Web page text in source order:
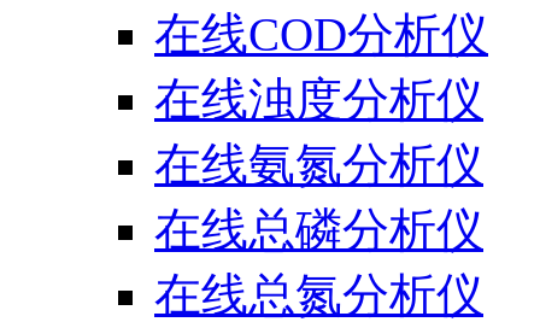
在线COD分析仪
在线浊度分析仪
在线氨氮分析仪
在线总磷分析仪
在线总氮分析仪